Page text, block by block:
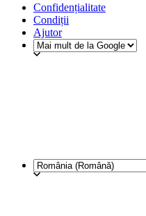
Confidențialitate
Condiții
Ajutor